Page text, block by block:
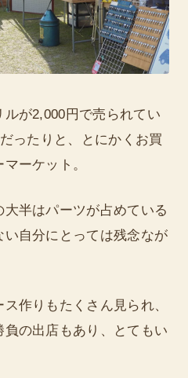
が2,000円で売られてい
ったりと、とにかくお買
ーケット。
半はパーツが占めている
自分にとっては残念なが
作りもたくさん見られ、
の出店もあり、とてもい